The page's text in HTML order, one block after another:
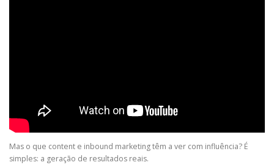
Mas o que content e inbound marketing têm a ver com influência? É
simples: a geração de resultados reais.